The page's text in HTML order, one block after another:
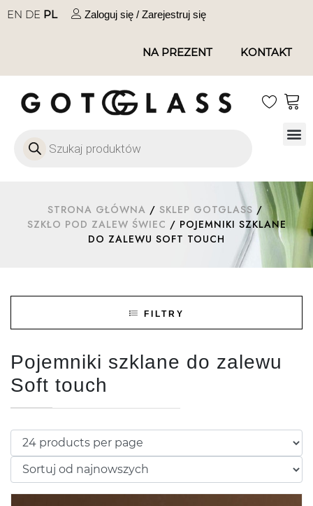
EN DE PL Zaloguj się / Zarejestruj się
NA PREZENT KONTAKT
STRONA GŁÓWNA / SKLEP GOTGLASS /
SZKŁO POD ZALEW ŚWIEC / POJEMNIKI SZKLANE
DO ZALEWU SOFT TOUCH
Pojemniki szklane do zalewu
Soft touch
FILTRY